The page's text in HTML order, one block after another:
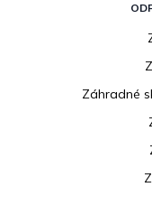
Záhradné